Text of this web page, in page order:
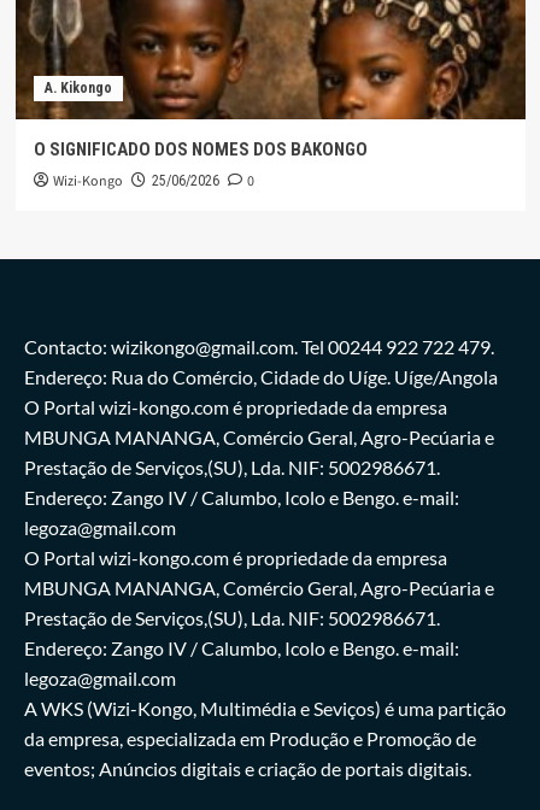
A. Kikongo
O SIGNIFICADO DOS NOMES DOS BAKONGO
Wizi-Kongo 25/06/2026 0
Contacto: wizikongo@gmail.com. Tel 00244 922 722 479.
Endereço: Rua do Comércio, Cidade do Uíge. Uíge/Angola
O Portal wizi-kongo.com é propriedade da empresa
MBUNGA MANANGA, Comércio Geral, Agro-Pecúaria e
Prestação de Serviços,(SU), Lda. NIF: 5002986671.
Endereço: Zango IV / Calumbo, Icolo e Bengo. e-mail:
legoza@gmail.com
O Portal wizi-kongo.com é propriedade da empresa
MBUNGA MANANGA, Comércio Geral, Agro-Pecúaria e
Prestação de Serviços,(SU), Lda. NIF: 5002986671.
Endereço: Zango IV / Calumbo, Icolo e Bengo. e-mail:
legoza@gmail.com
A WKS (Wizi-Kongo, Multimédia e Seviços) é uma partição
da empresa, especializada em Produção e Promoção de
eventos; Anúncios digitais e criação de portais digitais.